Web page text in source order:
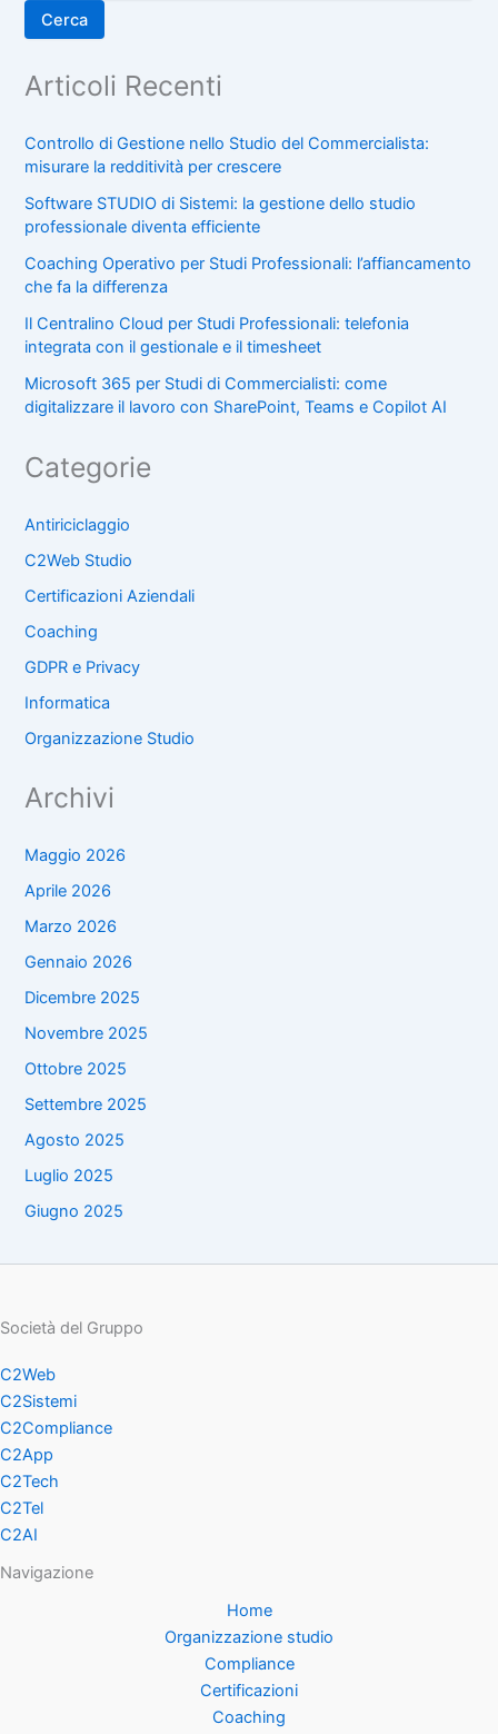
Cerca
Articoli Recenti
Controllo di Gestione nello Studio del Commercialista:
misurare la redditività per crescere
Software STUDIO di Sistemi: la gestione dello studio
professionale diventa efficiente
Coaching Operativo per Studi Professionali: l’affiancamento
che fa la differenza
Il Centralino Cloud per Studi Professionali: telefonia
integrata con il gestionale e il timesheet
Microsoft 365 per Studi di Commercialisti: come
digitalizzare il lavoro con SharePoint, Teams e Copilot AI
Categorie
Antiriciclaggio
C2Web Studio
Certificazioni Aziendali
Coaching
GDPR e Privacy
Informatica
Organizzazione Studio
Archivi
Maggio 2026
Aprile 2026
Marzo 2026
Gennaio 2026
Dicembre 2025
Novembre 2025
Ottobre 2025
Settembre 2025
Agosto 2025
Luglio 2025
Giugno 2025
Società del Gruppo
C2Web
C2Sistemi
C2Compliance
C2App
C2Tech
C2Tel
C2AI
Navigazione
Home
Organizzazione studio
Compliance
Certificazioni
Coaching